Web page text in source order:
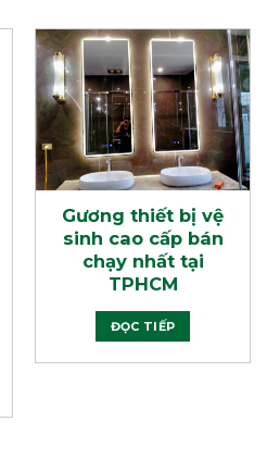
Gương thiết bị vệ
sinh cao cấp bán
chạy nhất tại
TPHCM
ĐỌC TIẾP